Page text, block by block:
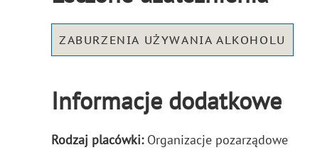
ZABURZENIA UŻYWANIA ALKOHOLU
Informacje dodatkowe
Rodzaj placówki: Organizacje pozarządowe